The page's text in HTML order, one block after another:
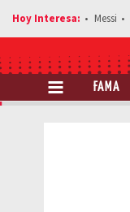
Messi
FAMA